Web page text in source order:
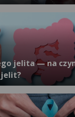
jelita — na
jelit?